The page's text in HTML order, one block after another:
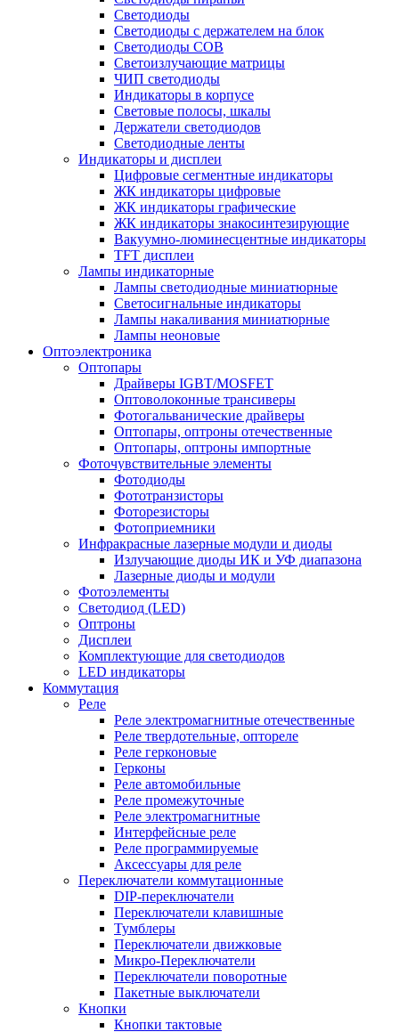
Светодиоды
Светодиоды с держателем на блок
Светодиоды COB
Светоизлучающие матрицы
ЧИП светодиоды
Индикаторы в корпусе
Световые полосы, шкалы
Держатели светодиодов
Светодиодные ленты
Индикаторы и дисплеи
Цифровые сегментные индикаторы
ЖК индикаторы цифровые
ЖК индикаторы графические
ЖК индикаторы знакосинтезирующие
Вакуумно-люминесцентные индикаторы
TFT дисплеи
Лампы индикаторные
Лампы светодиодные миниатюрные
Светосигнальные индикаторы
Лампы накаливания миниатюрные
Лампы неоновые
Оптоэлектроника
Оптопары
Драйверы IGBT/MOSFET
Оптоволоконные трансиверы
Фотогальванические драйверы
Оптопары, оптроны отечественные
Оптопары, оптроны импортные
Фоточувствительные элементы
Фотодиоды
Фототранзисторы
Фоторезисторы
Фотоприемники
Инфракрасные лазерные модули и диоды
Излучающие диоды ИК и УФ диапазона
Лазерные диоды и модули
Фотоэлементы
Светодиод (LED)
Оптроны
Дисплеи
Комплектующие для светодиодов
LED индикаторы
Коммутация
Реле
Реле электромагнитные отечественные
Реле твердотельные, оптореле
Реле герконовые
Герконы
Реле автомобильные
Реле промежуточные
Реле электромагнитные
Интерфейсные реле
Реле программируемые
Аксессуары для реле
Переключатели коммутационные
DIP-переключатели
Переключатели клавишные
Тумблеры
Переключатели движковые
Микро-Переключатели
Переключатели поворотные
Пакетные выключатели
Кнопки
Кнопки тактовые